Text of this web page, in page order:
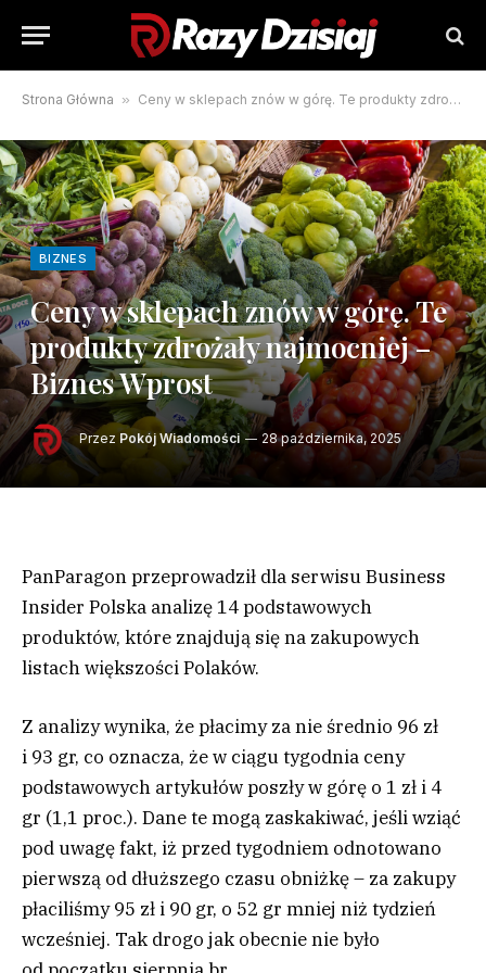
Strona Główna » Ceny w sklepach znów w górę. Te produkty zdrożały najmocniej – Biznes Wprost
BIZNES
Ceny w sklepach znów w górę. Te
produkty zdrożały najmocniej –
Biznes Wprost
Przez Pokój Wiadomości 28 października, 2025
PanParagon przeprowadził dla serwisu Business
Insider Polska analizę 14 podstawowych
produktów, które znajdują się na zakupowych
listach większości Polaków.
Z analizy wynika, że płacimy za nie średnio 96 zł
i 93 gr, co oznacza, że w ciągu tygodnia ceny
podstawowych artykułów poszły w górę o 1 zł i 4
gr (1,1 proc.). Dane te mogą zaskakiwać, jeśli wziąć
pod uwagę fakt, iż przed tygodniem odnotowano
pierwszą od dłuższego czasu obniżkę – za zakupy
płaciliśmy 95 zł i 90 gr, o 52 gr mniej niż tydzień
wcześniej. Tak drogo jak obecnie nie było